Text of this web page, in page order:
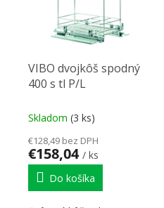
VIBO dvojkôš spodný
400 s tl P/L
Skladom (3 ks)
€128,49 bez DPH
€158,04 / ks
Do košíka